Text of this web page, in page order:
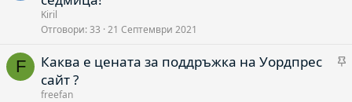
Kiril
Отговори 33 21 Септември 2021
F
В
Каква е цената за поддръжка на Уордпрес
сайт ?
freefan